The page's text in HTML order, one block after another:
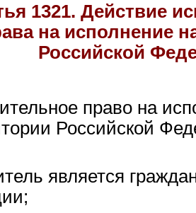
1321. Действие
на исполнение
Российской
право на
Российской
является